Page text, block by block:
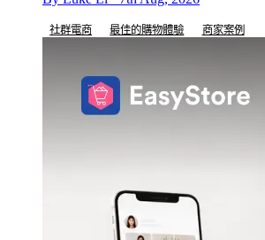
社群電商 最佳的購物體驗 商家案例